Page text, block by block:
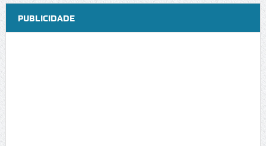
PUBLICIDADE